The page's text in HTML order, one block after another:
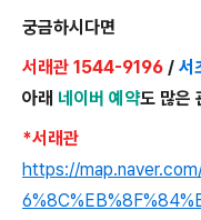
궁금하시다면
서래관 1544-9196 / 서
아래 네이버 예약도 많은
*서래관
https://